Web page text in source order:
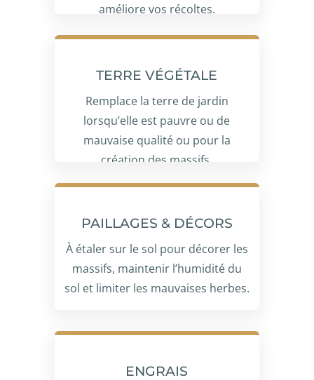
améliore vos récoltes.
TERRE VÉGÉTALE
Remplace la terre de jardin
lorsqu’elle est pauvre ou de
mauvaise qualité ou pour la
création des massifs.
PAILLAGES & DÉCORS
À étaler sur le sol pour décorer les
massifs, maintenir l’humidité du
sol et limiter les mauvaises herbes.
ENGRAIS